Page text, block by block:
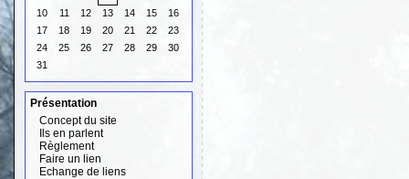
10
11 12 13 14 15
16
17
18 19 20 21 22
23
24
25 26 27 28 29
30
31
Présentation
Concept du site
Ils en parlent
Règlement
Faire un lien
Echange de liens